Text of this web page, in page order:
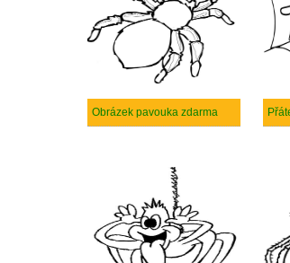
Obrázek pavouka zdarma